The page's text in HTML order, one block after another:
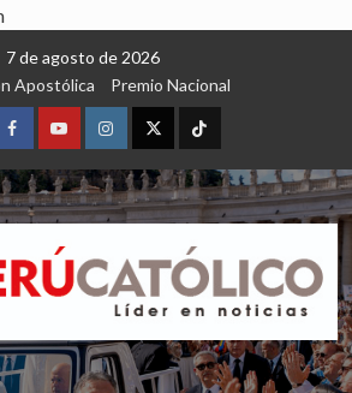
7 de agosto de 2026
Apostólica
Premio Nacional
FacebookYoutubeInstagram
X TikTok